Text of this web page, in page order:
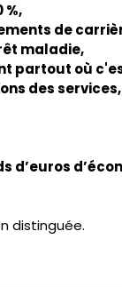
%,
de
maladie,
partout où
des
d’euros
distinguée.